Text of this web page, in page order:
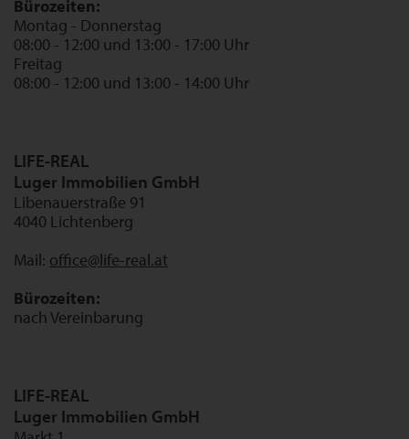
Bürozeiten:
Montag - Donnerstag
08:00 - 12:00 und 13:00 - 17:00 Uhr
Freitag
08:00 - 12:00 und 13:00 - 14:00 Uhr
LIFE-REAL
Luger Immobilien GmbH
Libenauerstraße 91
4040 Lichtenberg
Mail: office@life-real.at
Bürozeiten:
nach Vereinbarung
LIFE-REAL
Luger Immobilien GmbH